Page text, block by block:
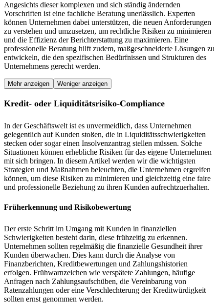
Angesichts dieser komplexen und sich ständig ändernden
Vorschriften ist eine fachliche Beratung unerlässlich. Experten
können Unternehmen dabei unterstützen, die neuen Anforderungen
zu verstehen und umzusetzen, um rechtliche Risiken zu minimieren
und die Effizienz der Berichterstattung zu maximieren. Eine
professionelle Beratung hilft zudem, maßgeschneiderte Lösungen zu
entwickeln, die den spezifischen Bedürfnissen und Strukturen des
Unternehmens gerecht werden.
Mehr anzeigen Weniger anzeigen
Kredit- oder Liquiditätsrisiko-Compliance
In der Geschäftswelt ist es unvermeidlich, dass Unternehmen
gelegentlich auf Kunden stoßen, die in Liquiditätsschwierigkeiten
stecken oder sogar einen Insolvenzantrag stellen müssen. Solche
Situationen können erhebliche Risiken für das eigene Unternehmen
mit sich bringen. In diesem Artikel werden wir die wichtigsten
Strategien und Maßnahmen beleuchten, die Unternehmen ergreifen
können, um diese Risiken zu minimieren und gleichzeitig eine faire
und professionelle Beziehung zu ihren Kunden aufrechtzuerhalten.
Früherkennung und Risikobewertung
Der erste Schritt im Umgang mit Kunden in finanziellen
Schwierigkeiten besteht darin, diese frühzeitig zu erkennen.
Unternehmen sollten regelmäßig die finanzielle Gesundheit ihrer
Kunden überwachen. Dies kann durch die Analyse von
Finanzberichten, Kreditbewertungen und Zahlungshistorien
erfolgen. Frühwarnzeichen wie verspätete Zahlungen, häufige
Anfragen nach Zahlungsaufschüben, die Vereinbarung von
Ratenzahlungen oder eine Verschlechterung der Kreditwürdigkeit
sollten ernst genommen werden.